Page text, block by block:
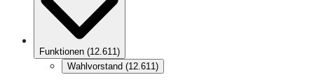
Funktionen (12.611)
Wahlvorstand (12.611)